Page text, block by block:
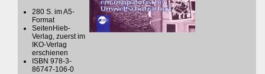
280 S. im A5-
Format
SeitenHieb-
Verlag, zuerst im
IKO-Verlag
erschienen
ISBN 978-3-
86747-106-0